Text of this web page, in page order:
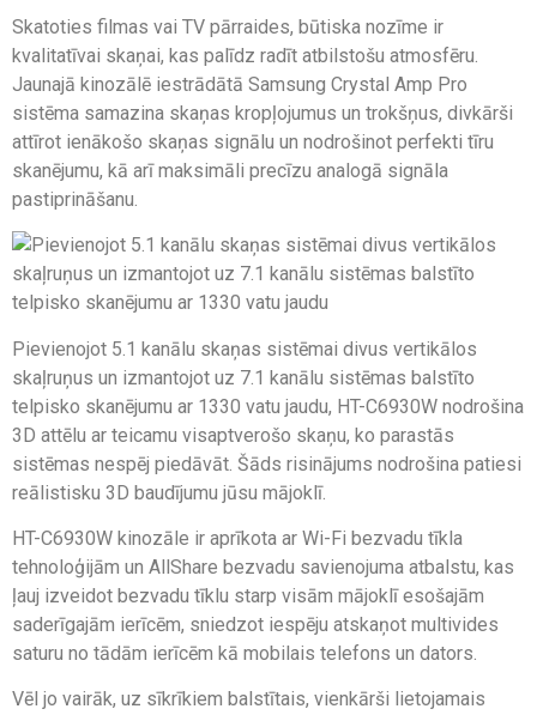
Skatoties filmas vai TV pārraides, būtiska nozīme ir
kvalitatīvai skaņai, kas palīdz radīt atbilstošu atmosfēru.
Jaunajā kinozālē iestrādātā Samsung Crystal Amp Pro
sistēma samazina skaņas kropļojumus un trokšņus, divkārši
attīrot ienākošo skaņas signālu un nodrošinot perfekti tīru
skanējumu, kā arī maksimāli precīzu analogā signāla
pastiprināšanu.
Pievienojot 5.1 kanālu skaņas sistēmai divus vertikālos
skaļruņus un izmantojot uz 7.1 kanālu sistēmas balstīto
telpisko skanējumu ar 1330 vatu jaudu, HT-C6930W nodrošina
3D attēlu ar teicamu visaptverošo skaņu, ko parastās
sistēmas nespēj piedāvāt. Šāds risinājums nodrošina patiesi
reālistisku 3D baudījumu jūsu mājoklī.
HT-C6930W kinozāle ir aprīkota ar Wi-Fi bezvadu tīkla
tehnoloģijām un AllShare bezvadu savienojuma atbalstu, kas
ļauj izveidot bezvadu tīklu starp visām mājoklī esošajām
saderīgajām ierīcēm, sniedzot iespēju atskaņot multivides
saturu no tādām ierīcēm kā mobilais telefons un dators.
Vēl jo vairāk, uz sīkrīkiem balstītais, vienkārši lietojamais